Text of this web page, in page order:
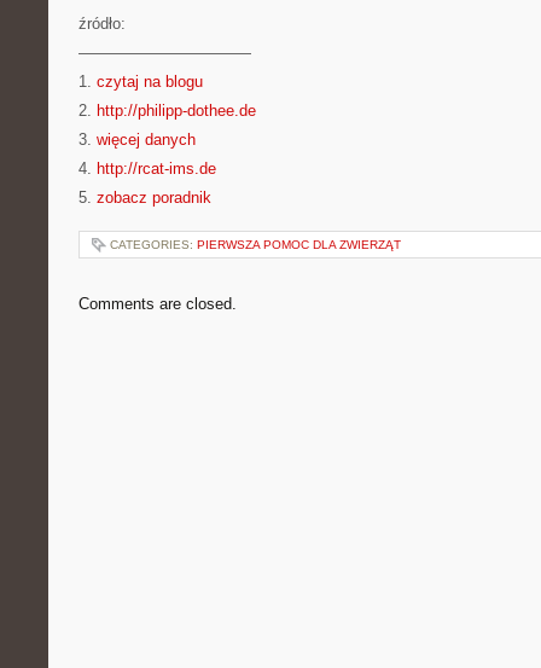
źródło:
———————————
1. czytaj na blogu
2. http://philipp-dothee.de
3. więcej danych
4. http://rcat-ims.de
5. zobacz poradnik
CATEGORIES: PIERWSZA POMOC DLA ZWIERZĄT
Comments are closed.